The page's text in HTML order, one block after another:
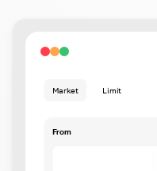
Market Limit
From